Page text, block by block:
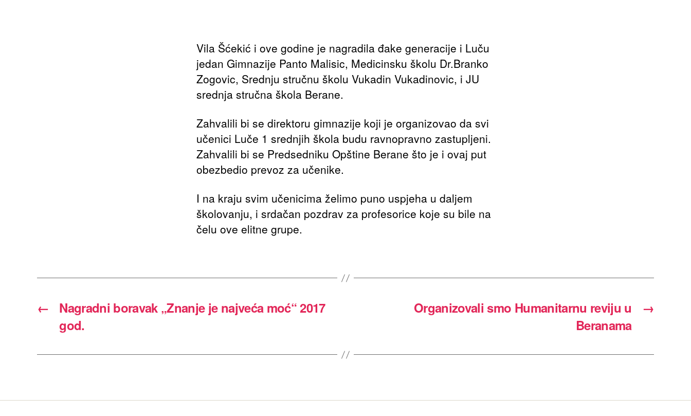
Vila Šćekić i ove godine je nagradila đake generacije i Luču
jedan Gimnazije Panto Malisic, Medicinsku školu Dr.Branko
Zogovic, Srednju stručnu školu Vukadin Vukadinovic, i JU
srednja stručna škola Berane.
Zahvalili bi se direktoru gimnazije koji je organizovao da svi
učenici Luče 1 srednjih škola budu ravnopravno zastupljeni.
Zahvalili bi se Predsedniku Opštine Berane što je i ovaj put
obezbedio prevoz za učenike.
I na kraju svim učenicima želimo puno uspjeha u daljem
školovanju, i srdačan pozdrav za profesorice koje su bile na
čelu ove elitne grupe.
←
Nagradni boravak „Znanje je najveća moć“ 2017
god.
→
Organizovali smo Humanitarnu reviju u
Beranama